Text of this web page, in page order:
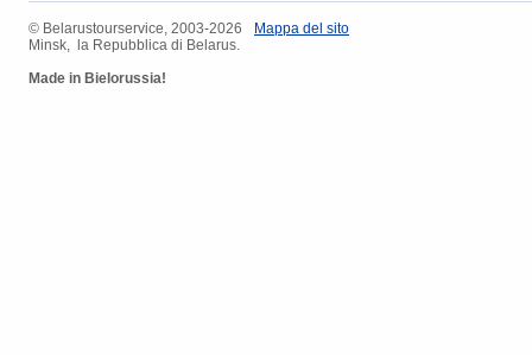
© ​Belarustourservice, 2003-2026
Minsk, la Repubblica di Belarus.
Made in Bielorussia!
​Mappa del sito